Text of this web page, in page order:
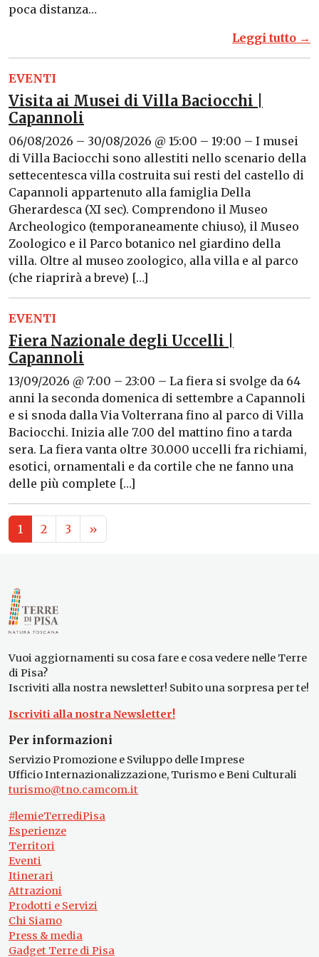
poca distanza…
Leggi tutto →
EVENTI
Visita ai Musei di Villa Baciocchi |
Capannoli
06/08/2026 – 30/08/2026 @ 15:00 – 19:00 – I musei
di Villa Baciocchi sono allestiti nello scenario della
settecentesca villa costruita sui resti del castello di
Capannoli appartenuto alla famiglia Della
Gherardesca (XI sec). Comprendono il Museo
Archeologico (temporaneamente chiuso), il Museo
Zoologico e il Parco botanico nel giardino della
villa. Oltre al museo zoologico, alla villa e al parco
(che riaprirà a breve) […]
EVENTI
Fiera Nazionale degli Uccelli |
Capannoli
13/09/2026 @ 7:00 – 23:00 – La fiera si svolge da 64
anni la seconda domenica di settembre a Capannoli
e si snoda dalla Via Volterrana fino al parco di Villa
Baciocchi. Inizia alle 7.00 del mattino fino a tarda
sera. La fiera vanta oltre 30.000 uccelli fra richiami,
esotici, ornamentali e da cortile che ne fanno una
delle più complete […]
1 2 3 »
Vuoi aggiornamenti su cosa fare e cosa vedere nelle Terre
di Pisa?
Iscriviti alla nostra newsletter! Subito una sorpresa per te!
Iscriviti alla nostra Newsletter!
Per informazioni
Servizio Promozione e Sviluppo delle Imprese
Ufficio Internazionalizzazione, Turismo e Beni Culturali
turismo@tno.camcom.it
#lemieTerrediPisa
Esperienze
Territori
Eventi
Itinerari
Attrazioni
Prodotti e Servizi
Chi Siamo
Press & media
Gadget Terre di Pisa